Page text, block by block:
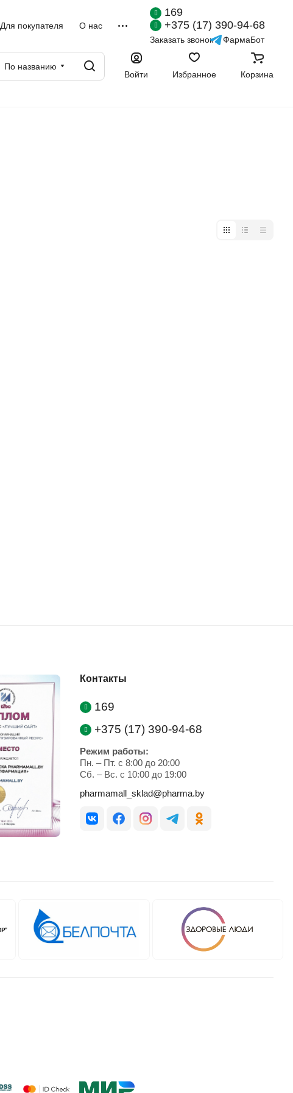
Для покупателя О нас
169
+375 (17) 390-94-68
Заказать звонок ФармаБот
По названию
Войти
Избранное Корзина
Контакты
169
+375 (17) 390-94-68
Режим работы:
Пн. – Пт. с 8:00 до 20:00
Cб. – Вс. с 10:00 до 19:00
pharmamall_sklad@pharma.by